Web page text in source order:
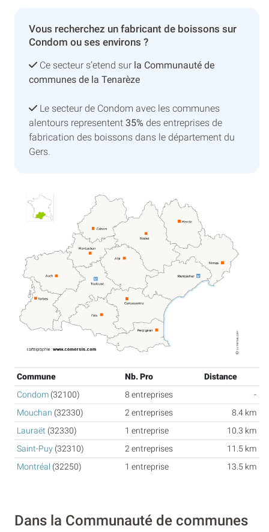
Vous recherchez un fabricant de boissons sur
Condom ou ses environs ?
Ce secteur s’etend sur la Communauté de
communes de la Tenarèze
Le secteur de Condom avec les communes
alentours representent 35% des entreprises de
fabrication des boissons dans le département du
Gers.
Commune Nb. Pro
Distance
Condom (32100) 8 entreprises
-
Mouchan (32330) 2 entreprises
8.4 km
Lauraët (32330) 1 entreprise
10.3 km
Saint-Puy (32310) 2 entreprises
11.5 km
Montréal (32250) 1 entreprise 13.5 km
Dans la Communauté de communes